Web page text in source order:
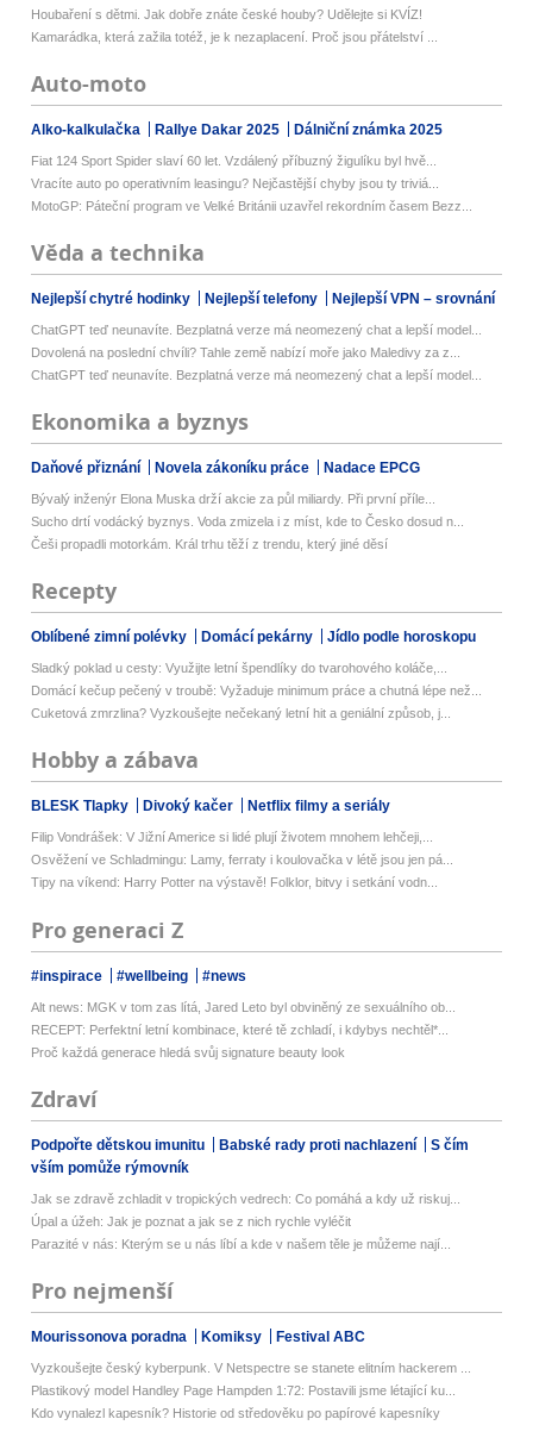
Houbaření s dětmi. Jak dobře znáte české houby? Udělejte si KVÍZ!
Kamarádka, která zažila totéž, je k nezaplacení. Proč jsou přátelství ...
Auto-moto
Alko-kalkulačka Rallye Dakar 2025 Dálniční známka 2025
Fiat 124 Sport Spider slaví 60 let. Vzdálený příbuzný žigulíku byl hvě...
Vracíte auto po operativním leasingu? Nejčastější chyby jsou ty triviá...
MotoGP: Páteční program ve Velké Británii uzavřel rekordním časem Bezz...
Věda a technika
Nejlepší chytré hodinky Nejlepší telefony Nejlepší VPN – srovnání
ChatGPT teď neunavíte. Bezplatná verze má neomezený chat a lepší model...
Dovolená na poslední chvíli? Tahle země nabízí moře jako Maledivy za z...
ChatGPT teď neunavíte. Bezplatná verze má neomezený chat a lepší model...
Ekonomika a byznys
Daňové přiznání Novela zákoníku práce Nadace EPCG
Bývalý inženýr Elona Muska drží akcie za půl miliardy. Při první příle...
Sucho drtí vodácký byznys. Voda zmizela i z míst, kde to Česko dosud n...
Češi propadli motorkám. Král trhu těží z trendu, který jiné děsí
Recepty
Oblíbené zimní polévky Domácí pekárny Jídlo podle horoskopu
Sladký poklad u cesty: Využijte letní špendlíky do tvarohového koláče,...
Domácí kečup pečený v troubě: Vyžaduje minimum práce a chutná lépe než...
Cuketová zmrzlina? Vyzkoušejte nečekaný letní hit a geniální způsob, j...
Hobby a zábava
BLESK Tlapky Divoký kačer Netflix filmy a seriály
Filip Vondrášek: V Jižní Americe si lidé plují životem mnohem lehčeji,...
Osvěžení ve Schladmingu: Lamy, ferraty i koulovačka v létě jsou jen pá...
Tipy na víkend: Harry Potter na výstavě! Folklor, bitvy i setkání vodn...
Pro generaci Z
#inspirace #wellbeing #news
Alt news: MGK v tom zas lítá, Jared Leto byl obviněný ze sexuálního ob...
RECEPT: Perfektní letní kombinace, které tě zchladí, i kdybys nechtěl*...
Proč každá generace hledá svůj signature beauty look
Zdraví
Podpořte dětskou imunitu Babské rady proti nachlazení
S čím
vším pomůže rýmovník
Jak se zdravě zchladit v tropických vedrech: Co pomáhá a kdy už riskuj...
Úpal a úžeh: Jak je poznat a jak se z nich rychle vyléčit
Parazité v nás: Kterým se u nás líbí a kde v našem těle je můžeme nají...
Pro nejmenší
Mourissonova poradna Komiksy Festival ABC
Vyzkoušejte český kyberpunk. V Netspectre se stanete elitním hackerem ...
Plastikový model Handley Page Hampden 1:72: Postavili jsme létající ku...
Kdo vynalezl kapesník? Historie od středověku po papírové kapesníky